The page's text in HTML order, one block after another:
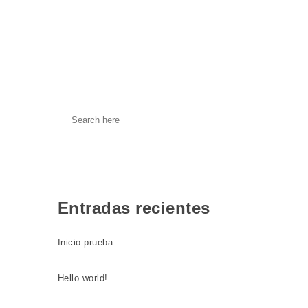
Entradas recientes
Inicio prueba
Hello world!